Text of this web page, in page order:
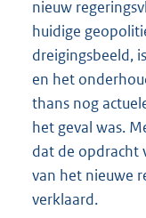
nieuw
huidige
dreigingsbeeld,
en het
thans nog
het geval was.
dat de opdracht
van het nieuwe
verklaard.